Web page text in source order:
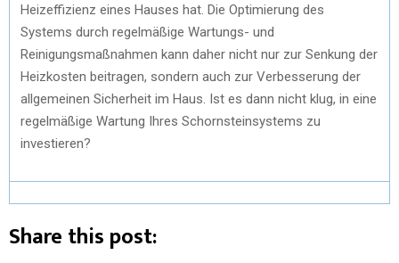
Heizeffizienz eines Hauses hat. Die Optimierung des
Systems durch regelmäßige Wartungs- und
Reinigungsmaßnahmen kann daher nicht nur zur Senkung der
Heizkosten beitragen, sondern auch zur Verbesserung der
allgemeinen Sicherheit im Haus. Ist es dann nicht klug, in eine
regelmäßige Wartung Ihres Schornsteinsystems zu
investieren?
Share this post: